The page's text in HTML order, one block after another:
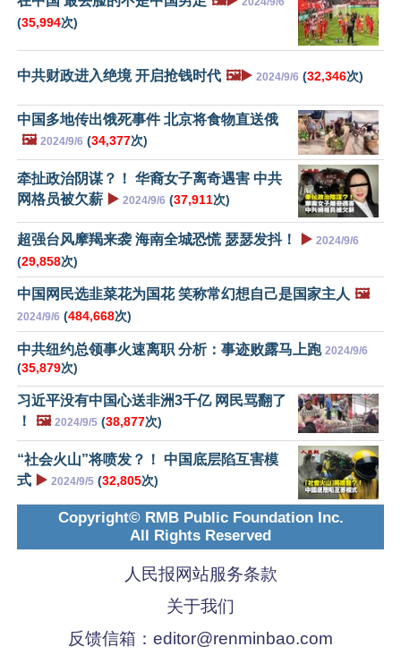
(35,994次)
中共财政进入绝境 开启抢钱时代 🖼️▶️ 2024/9/6 (32,346次)
中国多地传出饿死事件 北京将食物直送俄
🖼️ 2024/9/6 (34,377次)
牵扯政治阴谋？！ 华裔女子离奇遇害 中共
网格员被欠薪 ▶️ 2024/9/6 (37,911次)
超强台风摩羯来袭 海南全城恐慌 瑟瑟发抖！ ▶️ 2024/9/6
(29,858次)
中国网民选韭菜花为国花 笑称常幻想自己是国家主人 🖼️
2024/9/6 (484,668次)
中共纽约总领事火速离职 分析：事迹败露马上跑 2024/9/6
(35,879次)
习近平没有中国心送非洲3千亿 网民骂翻了
！
🖼️ 2024/9/5 (38,877次)
“社会火山”将喷发？！ 中国底层陷互害模
式 ▶️ 2024/9/5 (32,805次)
Copyright© RMB Public Foundation Inc.
All Rights Reserved
人民报网站服务条款
关于我们
反馈信箱： editor@renminbao.com